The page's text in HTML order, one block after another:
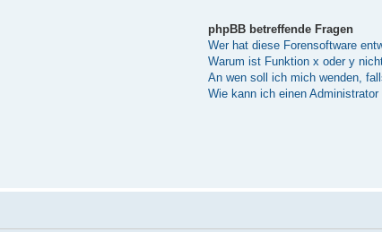
phpBB betreffende Fragen
Wer hat diese Forensoftware
Warum ist Funktion x oder y
An wen soll ich mich wenden,
Wie kann ich einen